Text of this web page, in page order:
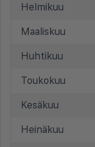
Helmikuu
Maaliskuu
Huhtikuu
Toukokuu
Kesäkuu
Heinäkuu